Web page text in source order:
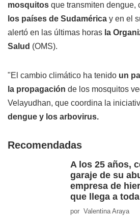
mosquitos que transmiten dengue,
los países de Sudamérica y en el
alertó en las últimas horas la
Salud (OMS).
"El cambio climático ha tenido un
la propagación de los mosquitos
Velayudhan, que coordina la
dengue y los arbovirus.
Recomendadas
A los 25 años,
garaje de su
empresa de
que llega a
por Valentina Araya